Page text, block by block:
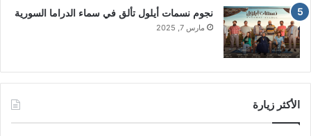
نجوم نسمات أيلول تألق في سماء الدراما السورية
مارس 7, 2025
الأكثر زيارة